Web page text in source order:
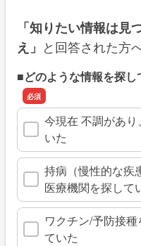
「知りたい情報は見
え」 と回答された方
■どのような情報を探し
今現在 不調があ
いた
持病（慢性的な疾
医療機関を探して
ワクチン/予防接
ていた